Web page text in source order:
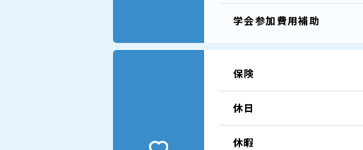
学会参加費用補助
保険
休日
休暇